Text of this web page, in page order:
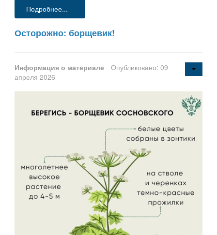
Подробнее...
Осторожно: борщевик!
Информация о материале
Опубликовано: 09
апреля 2026